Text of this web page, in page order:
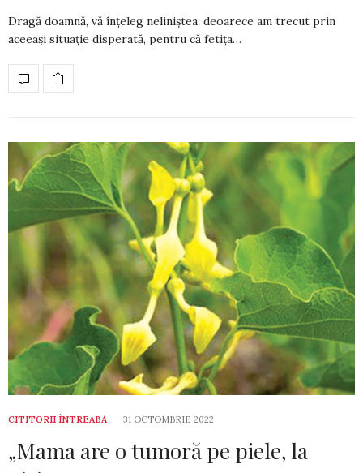
Dragă doamnă, vă înțeleg neliniștea, deoarece am tre­cut prin
aceeași situație disperată, pentru că fetița…
CITITORII ÎNTREABĂ 31 OCTOMBRIE 2022
„Mama are o tumoră pe piele, la